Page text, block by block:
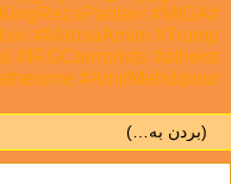
#MIGA
#MahsaAmini #Trump
#IRGCterrorists #atheist
#AmirMehdipour